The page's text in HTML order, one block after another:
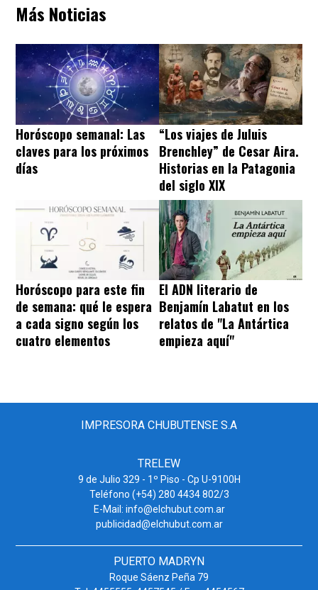
Más Noticias
Horóscopo semanal: Las
claves para los próximos
días
“Los viajes de Juluis
Brenchley” de Cesar Aira.
Historias en la Patagonia
del siglo XIX
Horóscopo para este fin
de semana: qué le espera
a cada signo según los
cuatro elementos
El ADN literario de
Benjamín Labatut en los
relatos de "La Antártica
empieza aquí"
IMPRESORA CHUBUTENSE S.A
TRELEW
9 de Julio 329 - 1º Piso - Cp U-9100H
Teléfono (+54) 280 4434 802/3
E-Mail: info@elchubut.com.ar
publicidad@elchubut.com.ar
PUERTO MADRYN
Roque Sáenz Peña 79